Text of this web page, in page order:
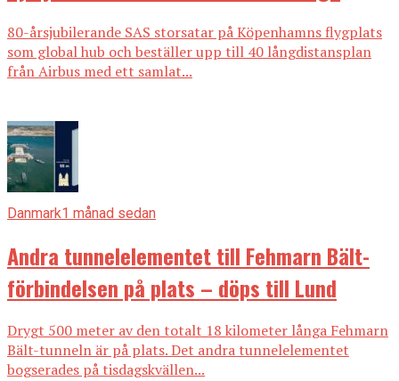
80-årsjubilerande SAS storsatar på Köpenhamns flygplats
som global hub och beställer upp till 40 långdistansplan
från Airbus med ett samlat...
Danmark1 månad sedan
Andra tunnelelementet till Fehmarn Bält-
förbindelsen på plats – döps till Lund
Drygt 500 meter av den totalt 18 kilometer långa Fehmarn
Bält-tunneln är på plats. Det andra tunnelelementet
bogserades på tisdagskvällen...